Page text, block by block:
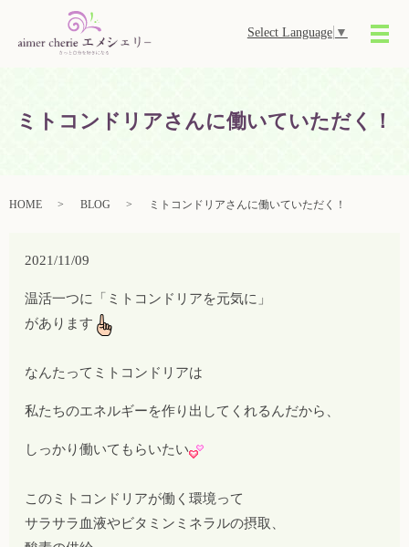
Select Language ▼
メ
ミトコンドリアさんに働いていただく！
HOME BLOG ミトコンドリアさんに働いていただく！
2021/11/09
温活一つに 「ミトコンドリアを元気に」
があります
なんたってミトコンドリアは
私たちのエネルギーを作り出してくれるんだから、
しっかり働いてもらいたい
このミトコンドリアが働く環境って
サラサラ血液やビタミンミネラルの摂取、